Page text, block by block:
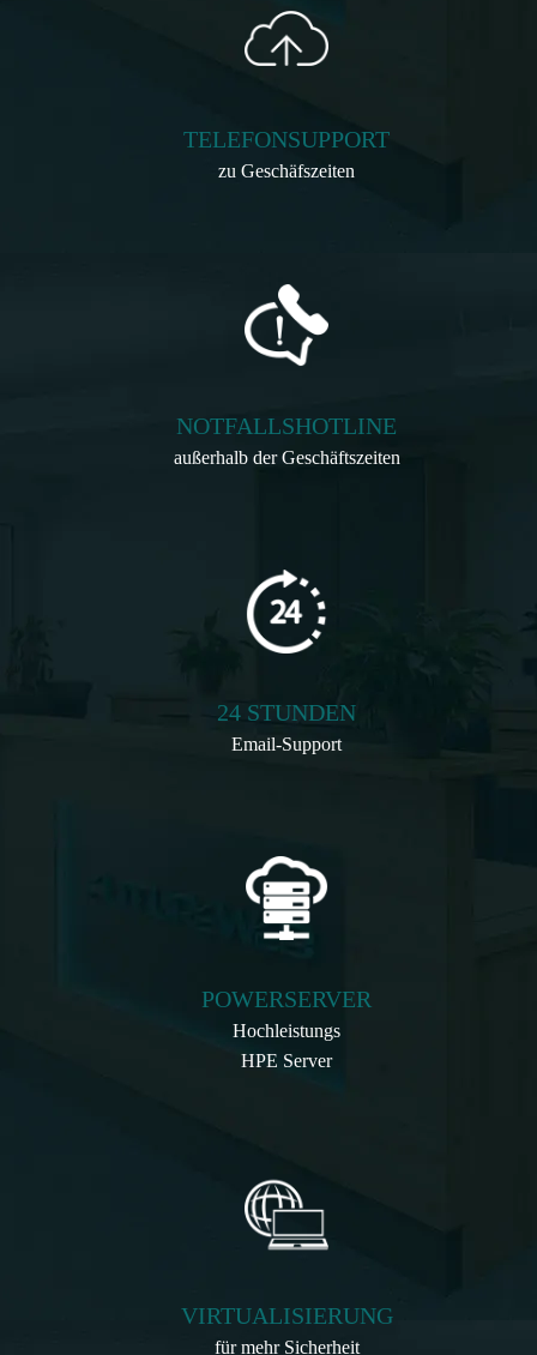
TELEFONSUPPORT
zu Geschäfszeiten
NOTFALLSHOTLINE
außerhalb der Geschäftszeiten
24 STUNDEN
Email-Support
POWERSERVER
Hochleistungs
HPE Server
VIRTUALISIERUNG
für mehr Sicherheit